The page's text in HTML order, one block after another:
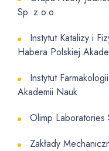
Sp. z o.o.
Instytut Katalizy i
Habera Polskiej
Instytut
Akademii Nauk
Olimp Laboratories
Zakłady